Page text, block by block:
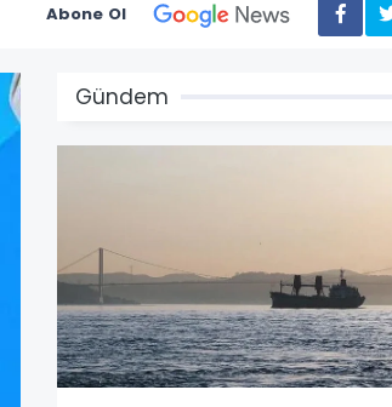
Abone Ol
Gündem